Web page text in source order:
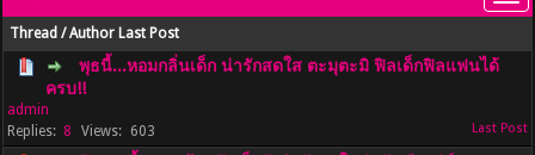
Thread /Author Last Post
พุธนี้...หอมกลิ่นเด็ก น่ารักสดใส ตะมุตะมิ ฟิลเด็กฟิลแฟนได้
ครบ!!
admin
8
603